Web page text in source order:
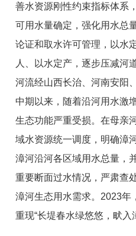
善水资源刚性约束指标体系
可用水量确定，强化用水总
论证和取水许可管理，以水
人、以水定产，逐步压减河
河流经山西长治、河南安阳
中期以来，随着沿河用水激
生态功能严重受损。在母亲
域水资源统一调度，明确漳
漳河沿河各区域用水总量，
重要断面过水情况，严肃查
漳河生态用水需求。2023年
重现“长堤春水绿悠悠，畎入